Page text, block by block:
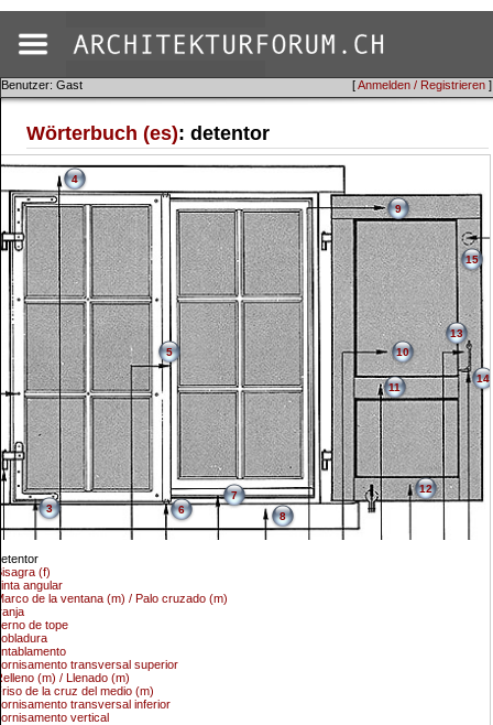
[Anmelden / Registrieren ]
Benutzer: Gast
Wörterbuch (es): detentor
(f)
angular
3
de la ventana (m) / Palo cruzado (m)
4
5
de tope
6
7
8
transversal superior
9
(m) / Llenado (m)
10
de la cruz del medio (m)
11
transversal inferior
12
vertical
13
14
15